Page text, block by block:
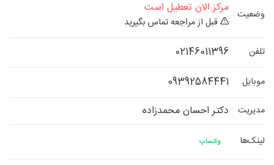
وضعیت مرکز الان تعطیل است
قبل از مراجعه تماس بگیرید
تلفن
02146011396
موبایل 09392584441
مدیریت دکتر احسان محمدزاده
لینک‌ها واتساپ